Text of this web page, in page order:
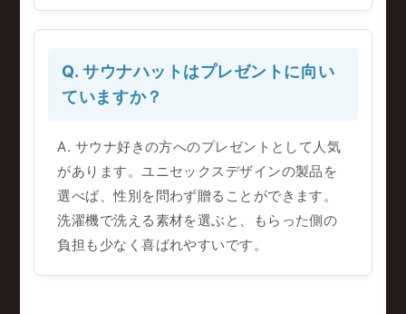
Q. サウナハットはプレゼントに向い
ていますか？
A. サウナ好きの方へのプレゼントとして人気
があります。ユニセックスデザインの製品を
選べば、性別を問わず贈ることができます。
洗濯機で洗える素材を選ぶと、もらった側の
負担も少なく喜ばれやすいです。